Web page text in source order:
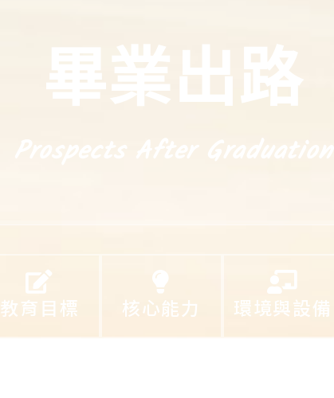
畢業出路
Prospects After Graduation
教育目標 核心能力 環境與設備